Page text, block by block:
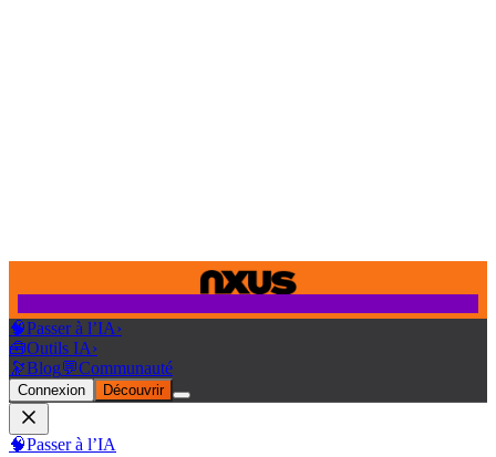
🧠Passer à l’IA›
🧰Outils IA›
🔭Blog💬Communauté
Connexion Découvrir
🧠Passer à l’IA